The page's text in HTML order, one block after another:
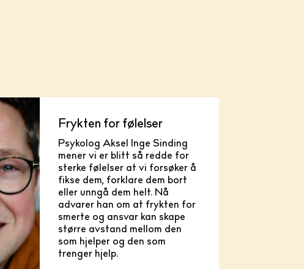
Frykten for følelser
Psykolog Aksel Inge Sinding
mener vi er blitt så redde for
sterke følelser at vi forsøker å
fikse dem, forklare dem bort
eller unngå dem helt. Nå
advarer han om at frykten for
smerte og ansvar kan skape
større avstand mellom den
som hjelper og den som
trenger hjelp.